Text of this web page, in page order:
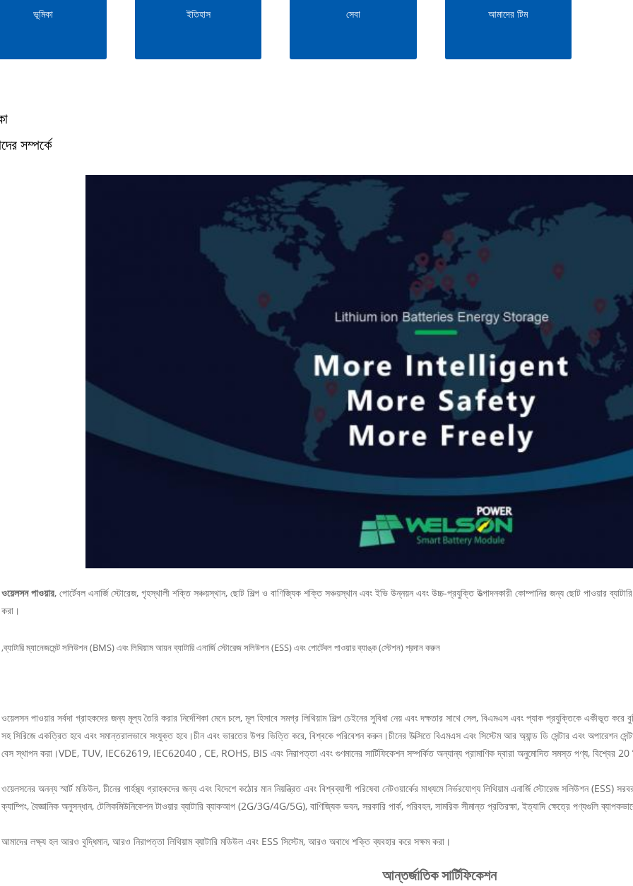
একটি বার্তা রেখে যান
ভূমিকা ইতিহাস সেবা আমাদের টিম
সম্পর্কে
ওয়েলসন পাওয়ার, পোর্টেবল এনার্জি স্টোরেজ, গৃহস্থালী শক্তি সঞ্চয়স্থান, ছোট শিল্প ও বাণিজ্যিক শক্তি সঞ্চয়স্থান এবং ইভি উন্নয়ন এবং উচ্চ-প্রযুক্তি উত্পাদনকারী কোম্পানির জন্য ছোট পাওয়ার
করা।
,ব্যাটারি ম্যানেজমেন্ট সলিউশন (BMS) এবং লিথিয়াম আয়ন ব্যাটারি এনার্জি স্টোরেজ সলিউশন (ESS) এবং পোর্টেবল পাওয়ার ব্যাঙ্ক (স্টেশন) প্রদান করুন
ওয়েলসন পাওয়ার সর্বদা গ্রাহকদের জন্য মূল্য তৈরি করার নির্দেশিকা মেনে চলে, মূল হিসাবে সমগ্র লিথিয়াম শিল্প চেইনের সুবিধা নেয় এবং দক্ষতার সাথে সেল, বিএমএস এবং প্যাক প্রযুক্তিকে একীভূত
সহ সিরিজে একত্রিত হবে এবং সমান্তরালভাবে সংযুক্ত হবে।চীন এবং ভারতের উপর ভিত্তি করে, বিশ্বকে পরিবেশন করুন।চীনের উক্সিতে বিএমএস এবং সিস্টেম আর অ্যান্ড ডি সেন্টার এবং অপারেশন
বেস স্থাপন করা।VDE, TUV, IEC62619, IEC62040 , CE, ROHS, BIS এবং নিরাপত্তা এবং গুণমানের সার্টিফিকেশন সম্পর্কিত অন্যান্য প্রামাণিক দ্বারা অনুমোদিত সমস্ত পণ্য, বিশ্বের 20
ওয়েলসনের অনন্য স্মার্ট মডিউল, চীনের গার্হস্থ্য গ্রাহকদের জন্য এবং বিদেশে কঠোর মান নিয়ন্ত্রিত এবং বিশ্বব্যাপী পরিষেবা নেটওয়ার্কের মাধ্যমে নির্ভরযোগ্য লিথিয়াম এনার্জি স্টোরেজ সলিউশন (ESS)
ক্যাম্পিং, বৈজ্ঞানিক অনুসন্ধান, টেলিকমিউনিকেশন টাওয়ার ব্যাটারি ব্যাকআপ (2G/3G/4G/5G), বাণিজ্যিক ভবন, সরকারি পার্ক, পরিবহন, সামরিক সীমান্ত প্রতিরক্ষা, ইত্যাদি ক্ষেত্রে পণ্যগুলি
আমাদের লক্ষ্য হল আরও বুদ্ধিমান, আরও নিরাপত্তা লিথিয়াম ব্যাটারি মডিউল এবং ESS সিস্টেম, আরও অবাধে শক্তি ব্যবহার করে সক্ষম করা।
আন্তর্জাতিক সার্টিফিকেশন